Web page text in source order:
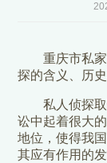
重庆市私
探的含义、历
私人侦探
讼中起着很大
地位，使得我
其应有作用的